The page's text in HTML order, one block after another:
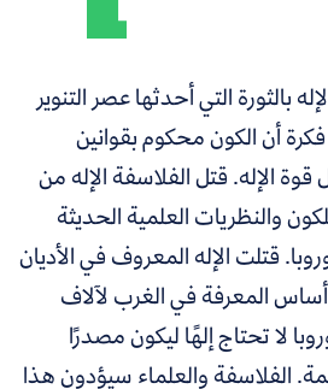
بالثورة التي أحدثها عصر التنوير
أن الكون محكوم بقوانين
الإله. قتل الفلاسفة الإله من
والنظريات العلمية الحديثة
قتلت الإله المعروف في الأديان
أساس المعرفة في الغرب لآلاف
لا تحتاج إلهًا ليكون مصدرًا
الفلاسفة والعلماء سيؤدون هذا